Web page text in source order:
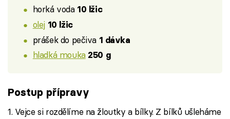
horká voda 10 lžic
olej 10 lžic
prášek do pečiva 1 dávka
hladká mouka 250 g
Postup přípravy
1. Vejce si rozdělíme na žloutky a bílky. Z bílků ušleháme